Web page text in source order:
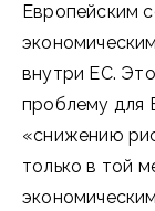
Европейским
внутри ЕС.
проблему для
«снижению
только в той